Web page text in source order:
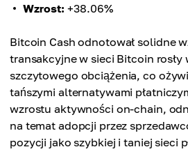
Wzrost: +38.06%
Bitcoin Cash odnotował solidne
transakcyjne w sieci Bitcoin rosły
szczytowego obciążenia, co
tańszymi alternatywami
wzrostu aktywności on-chain,
na temat adopcji przez
pozycji jako szybkiej i taniej sieci